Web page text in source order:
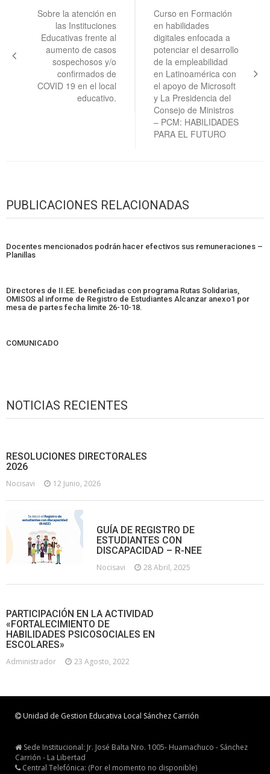
entradas
Sobre la atención en
las Instituciones
Educativas frente al
aumento de casos
sospechosos y/o
confirmados de
COVID 19 en el local
educativo.
Curso en Formación
en habilidades
digitales enfocada a
potenciar el desarrollo
de la empleabilidad
en Latinoamérica con
el apoyo de Microsoft
y La Presidencia del
Consejo de Ministros
– PCM: HABILIDADES
PARA EL FUTURO
PUBLICACIONES RELACIONADAS
Docentes mencionados podrán hacer efectivos sus remuneraciones –
Planillas
Directores de II.EE. beneficiadas con programa Rutas Solidarias,
OMISOS al informe de Registro de Estudiantes Alcanzar anexo1 por
mesa de partes fecha limite 26-10-18.
COMUNICADO
NOTICIAS RECIENTES
RESOLUCIONES DIRECTORALES
2026
Nocisavi 12 Junio, 2026
GUÍA DE REGISTRO DE
ESTUDIANTES CON
DISCAPACIDAD – R-NEE
Nocisavi 28 Abril, 2025
PARTICIPACIÓN EN LA ACTIVIDAD
«FORTALECIMIENTO DE
HABILIDADES PSICOSOCIALES EN
ESCOLARES»
Administrador 23 Agosto, 2022
Unidad de Gestion Educativa Local Sánchez Carrión
Sede Institucional: Jr. José Balta Nro. 1005- Huamachuco - Sánchez
Carrión - La Libertad
Central Telefónica: (Por el momento no disponible)